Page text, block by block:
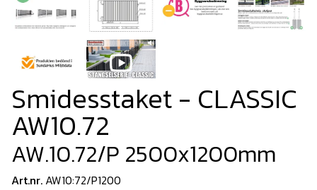
Smidesstaket - CLASSIC
AW10.72
AW.10.72/P 2500x1200mm
Art.nr. AW10:72/P1200